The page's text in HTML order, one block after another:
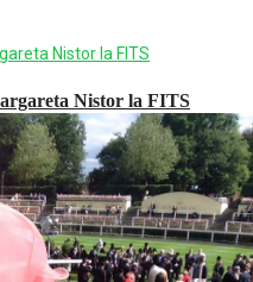
Nistor la FITS